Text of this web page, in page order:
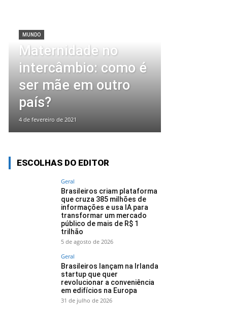
MUNDO
Maternidade no
intercâmbio: como é
ser mãe em outro
país?
4 de fevereiro de 2021
ESCOLHAS DO EDITOR
Geral
Brasileiros criam plataforma
que cruza 385 milhões de
informações e usa IA para
transformar um mercado
público de mais de R$ 1
trilhão
5 de agosto de 2026
Geral
Brasileiros lançam na Irlanda
startup que quer
revolucionar a conveniência
em edifícios na Europa
31 de julho de 2026